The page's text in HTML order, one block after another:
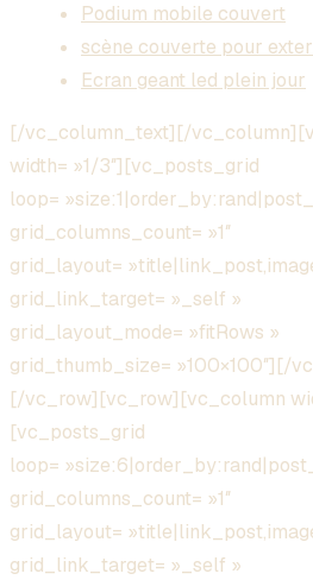
Podium mobile couvert
scène couverte pour
Ecran geant led plein jour
[/vc_column_text][/
width= »1/3″][vc_posts_grid
loop=
grid_columns_count= »1″
grid_layout=
grid_link_target= »_self »
grid_layout_mode= »fitRows »
grid_thumb_size= »100×100″][/
[/vc_row][vc_row][vc_column
[vc_posts_grid
loop=
grid_columns_count= »1″
grid_layout=
grid_link_target= »_self »